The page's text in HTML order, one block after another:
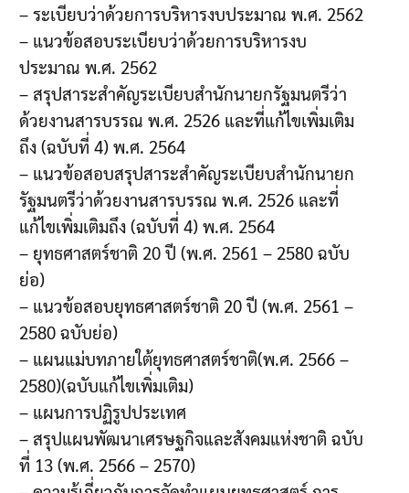
– ระเบียบว่าด้วยการบริหารงบประมาณ พ.ศ. 2562
– แนวข้อสอบระเบียบว่าด้วยการบริหารงบ
ประมาณ พ.ศ. 2562
– สรุปสาระสำคัญระเบียบสำนักนายกรัฐมนตรีว่า
ด้วยงานสารบรรณ พ.ศ. 2526 และที่แก้ไขเพิ่มเติม
ถึง (ฉบับที่ 4) พ.ศ. 2564
– แนวข้อสอบสรุปสาระสำคัญระเบียบสำนักนายก
รัฐมนตรีว่าด้วยงานสารบรรณ พ.ศ. 2526 และที่
แก้ไขเพิ่มเติมถึง (ฉบับที่ 4) พ.ศ. 2564
– ยุทธศาสตร์ชาติ 20 ปี (พ.ศ. 2561 – 2580 ฉบับ
ย่อ)
– แนวข้อสอบยุทธศาสตร์ชาติ 20 ปี (พ.ศ. 2561 –
2580 ฉบับย่อ)
– แผนแม่บทภายใต้ยุทธศาสตร์ชาติ(พ.ศ. 2566 –
2580)(ฉบับแก้ไขเพิ่มเติม)
– แผนการปฏิรูปประเทศ
– สรุปแผนพัฒนาเศรษฐกิจและสังคมแห่งชาติ ฉบับ
ที่ 13 (พ.ศ. 2566 – 2570)